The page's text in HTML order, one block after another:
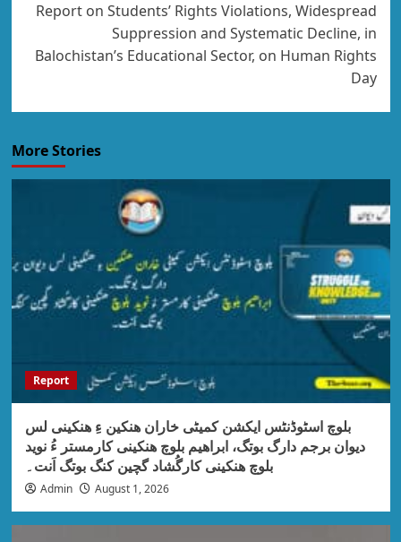
Report on Students’ Rights Violations, Widespread
Suppression and Systematic Decline, in
Balochistan’s Educational Sector, on Human Rights
Day
More Stories
Report
بلوچ اسٹوڈنٹس ایکشن کمیٹی خاران ھنکین ءِ ھنکینی لس
دیوان برجم دارگ بوتگ، ابراھیم بلوچ ھنکینی کارمستر ءُ نوید
بلوچ ھنکینی کارگُشاد گچین کنگ بوتگ اَنت۔
Admin August 1, 2026